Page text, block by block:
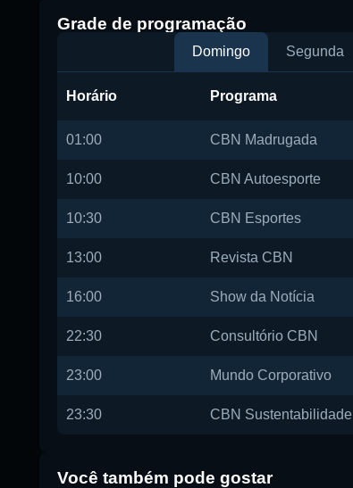
Grade de programação
Domingo Segunda
Horário Programa
01:00 CBN Madrugada
10:00 CBN Autoesporte
10:30 CBN Esportes
13:00 Revista CBN
16:00 Show da Notícia
22:30 Consultório CBN
23:00 Mundo Corporativo
23:30 CBN Sustentabilidade
Você também pode gostar